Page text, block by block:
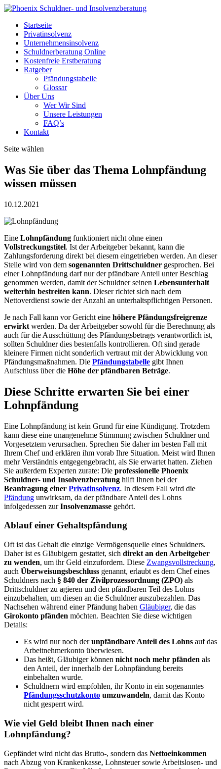
Startseite
Privatinsolvenz
Unternehmensinsolvenz
Schuldnerberatung Online
Kostenfreie Erstberatung
Ratgeber
Pfändungstabelle
Glossar
Über Uns
Wer Wir Sind
Unsere Leistungen
FAQ’s
Kontakt
Seite wählen
Was Sie über das Thema Lohnpfändung
wissen müssen
10.12.2021
Eine Lohnpfändung funktioniert nicht ohne einen
Vollstreckungstitel. Ist der Arbeitgeber bekannt, kann die
Zahlungsforderung direkt bei diesem eingetrieben werden. An dieser
Stelle wird von dem sogenannten Drittschuldner gesprochen. Bei
einer Lohnpfändung darf nur der pfändbare Anteil unter Beschlag
genommen werden, damit der Schuldner seinen Lebensunterhalt
weiterhin bestreiten kann. Dieser richtet sich nach dem
Nettoverdienst sowie der Anzahl an unterhaltspflichtigen Personen.
Je nach Fall kann vor Gericht eine höhere Pfändungsfreigrenze
erwirkt werden. Da der Arbeitgeber sowohl für die Berechnung als
auch für die Ausschüttung des Pfändungsbetrags verantwortlich ist,
sollten Schuldner dies bestenfalls kontrollieren. Oft sind gerade
kleinere Firmen nicht sonderlich vertraut mit der Abwicklung von
Pfändungsmaßnahmen. Die Pfändungstabelle gibt Ihnen
Aufschluss über die Höhe der pfändbaren Beträge.
Diese Schritte erwarten Sie bei einer
Lohnpfändung
Eine Lohnpfändung ist kein Grund für eine Kündigung. Trotzdem
kann diese eine unangenehme Stimmung zwischen Schuldner und
Vorgesetztem verursachen. Sprechen Sie daher im besten Fall mit
Ihrem Chef und erklären ihm vorab Ihre Situation. Meist wird Ihnen
mehr Verständnis entgegengebracht, als Sie erwartet hatten. Ziehen
Sie außerdem Experten zurate: Die professionelle Phoenix
Schuldner- und Insolvenzberatung hilft Ihnen bei der
Beantragung einer Privatinsolvenz. In diesem Fall wird die
Pfändung unwirksam, da der pfändbare Anteil des Lohns
infolgedessen zurInsolvenzmasse gehört.
Ablauf einer Gehaltspfändung
Oft ist das Gehalt die einzige Vermögensquelle eines Schuldners.
Daher ist es Gläubigern gestattet, sich direkt an den Arbeitgeber
zu wenden, um ihr Geld einzufordern. Diese Zwangsvollstreckung,
auch Überweisungsbeschluss genannt, erlaubt es dem Chef eines
Schuldners nach § 840 der Zivilprozessordnung (ZPO) als
Drittschuldner zu agieren und den pfändbaren Teil des Lohns
einzubehalten, um diesen an die Schuldner auszubezahlen. Das
Nachsehen während einer Pfändung haben Gläubiger, die das
Girokonto pfänden möchten. Beachten Sie diese wichtigen
Details:
Es wird nur noch derunpfändbare Anteil des Lohns auf das
Arbeitnehmerkonto überwiesen.
Das heißt, Gläubiger können nicht noch mehr pfänden als
den Anteil, der innerhalb der Lohnpfändung bereits
einbehalten wurde.
Schuldnern wird empfohlen, ihr Konto in ein sogenanntes
Pfändungsschutzkonto umzuwandeln, damit das Konto
nicht gesperrt wird.
Wie viel Geld bleibt Ihnen nach einer
Lohnpfändung?
Gepfändet wird nicht das Brutto-, sondern das Nettoeinkommen
nach Abzug von Krankenkasse, Lohnsteuer sowie Arbeitslosen- und